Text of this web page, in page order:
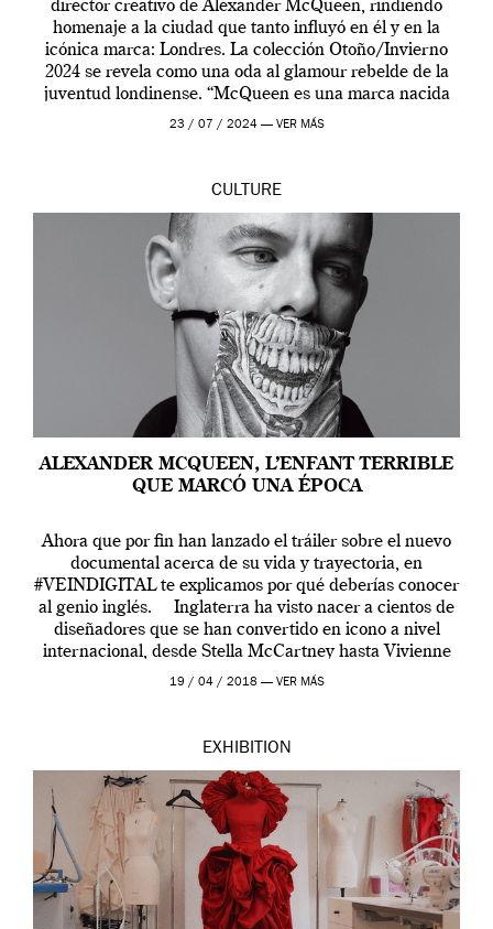
director creativo de Alexander McQueen, rindiendo
homenaje a la ciudad que tanto influyó en él y en la
icónica marca: Londres. La colección Otoño/Invierno
2024 se revela como una oda al glamour rebelde de la
juventud londinense. “McQueen es una marca nacida
en Londres y siempre ha […]
23 / 07 / 2024 — VER MÁS
CULTURE
ALEXANDER MCQUEEN, L’ENFANT TERRIBLE
QUE MARCÓ UNA ÉPOCA
Ahora que por fin han lanzado el tráiler sobre el nuevo
documental acerca de su vida y trayectoria, en
#VEINDIGITAL te explicamos por qué deberías conocer
al genio inglés. Inglaterra ha visto nacer a cientos de
diseñadores que se han convertido en icono a nivel
internacional, desde Stella McCartney hasta Vivienne
Westwood pasando […]
19 / 04 / 2018 — VER MÁS
EXHIBITION